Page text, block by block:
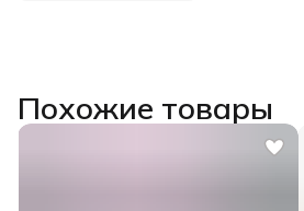
Похожие товары